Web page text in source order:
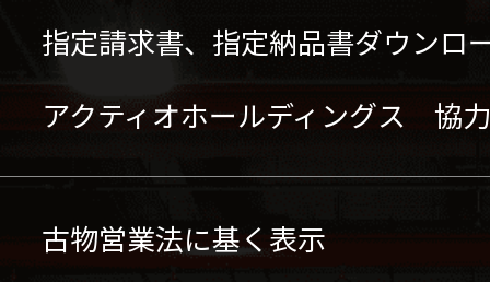
指定請求書、指定納品書ダウンロ
アクティオホールディングス 協
古物営業法に基く表示